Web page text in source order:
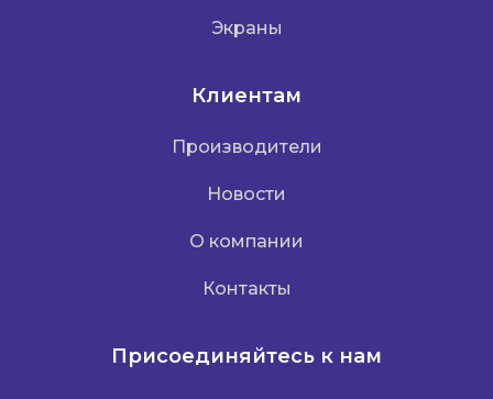
Экраны
Клиентам
Производители
Новости
О компании
Контакты
Присоединяйтесь к нам